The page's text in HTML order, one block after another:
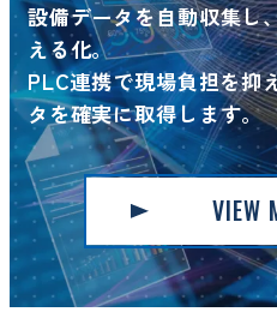
設備データを自動収集し
える化。
PLC連携で現場負担を抑
タを確実に取得します。
VIEW